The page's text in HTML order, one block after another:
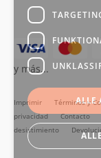
Imprimir Términos y
privacidad
Contacto
desistimiento
y más...
ALLE